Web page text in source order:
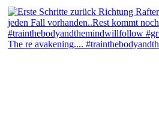
The re avakening....